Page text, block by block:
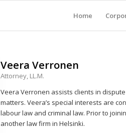
Home
Veera Verronen
Attorney, LL.M.
Veera Verronen assists clients in
matters. Veera’s special interests are
labour law and criminal law. Prior to
another law firm in Helsinki.